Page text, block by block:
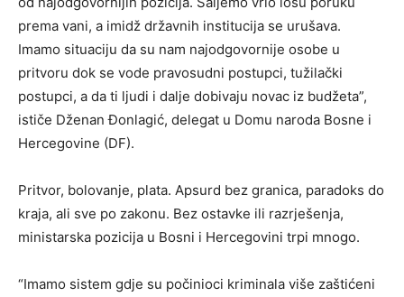
prema vani, a imidž državnih institucija se urušava.
Imamo situaciju da su nam najodgovornije osobe u
pritvoru dok se vode pravosudni postupci, tužilački
postupci, a da ti ljudi i dalje dobivaju novac iz budžeta”,
ističe Dženan Đonlagić, delegat u Domu naroda Bosne i
Hercegovine (DF).
Pritvor, bolovanje, plata. Apsurd bez granica, paradoks do
kraja, ali sve po zakonu. Bez ostavke ili razrješenja,
ministarska pozicija u Bosni i Hercegovini trpi mnogo.
“Imamo sistem gdje su počinioci kriminala više zaštićeni